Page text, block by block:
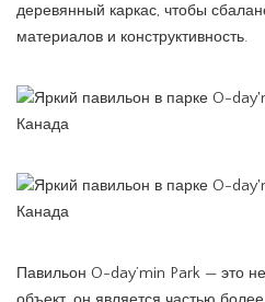
деревянный каркас, чтобы
материалов и конструктивность.
Павильон O-day’min Park — это